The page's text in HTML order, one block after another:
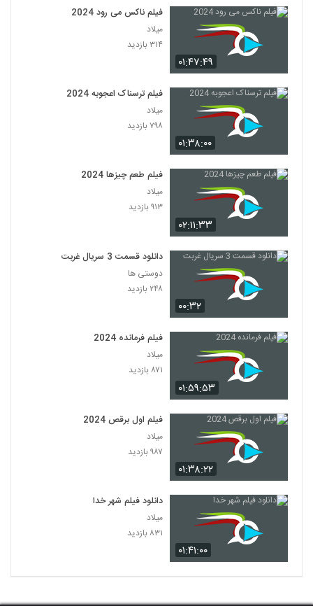
۰۱:۴۷:۴۹
فیلم ناکس می رود 2024
میلاد
۳۱۴ بازدید
۰۱:۳۸:۰۰
فیلم ترسناک اعجوبه 2024
میلاد
۷۹۸ بازدید
۰۲:۱۱:۳۳
فیلم طعم چیزها 2024
میلاد
۹۱۳ بازدید
۰۰:۳۲
دانلود قسمت 3 سریال غربت
دوستی ها
۲۴۸ بازدید
۰۱:۵۹:۵۳
فیلم فرمانده 2024
میلاد
۸۷۱ بازدید
۰۱:۳۸:۲۲
فیلم اول برقص 2024
میلاد
۹۸۷ بازدید
۰۱:۴۱:۰۰
دانلود فیلم شهر خدا
میلاد
۸۳۱ بازدید